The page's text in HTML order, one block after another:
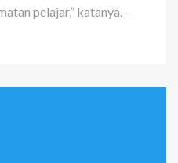
pelajar,” katanya. –